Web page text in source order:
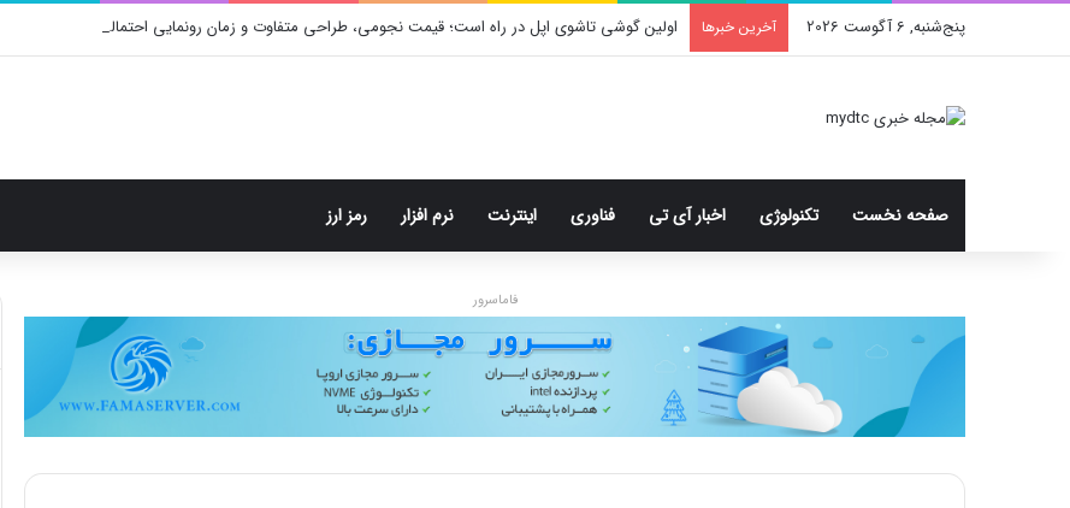
پنج‌شنبه, 6 آگوست 2026 آخرین خبرها اولین گوشی تاشوی اپل در راه است؛ قیمت نجومی، طراحی متفاوت و زمان رونمایی احتمالی
صفحه نخست تکنولوژی اخبار آی تی فناوری اینترنت نرم افزار رمز ارز
فاماسرور